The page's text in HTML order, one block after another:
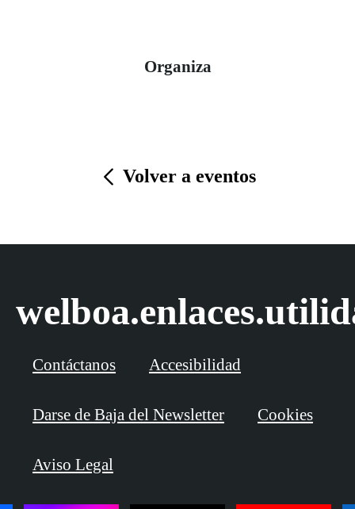
Organiza
Volver a eventos
Contáctanos Accesibilidad
Darse de Baja del Newsletter Cookies
Aviso Legal